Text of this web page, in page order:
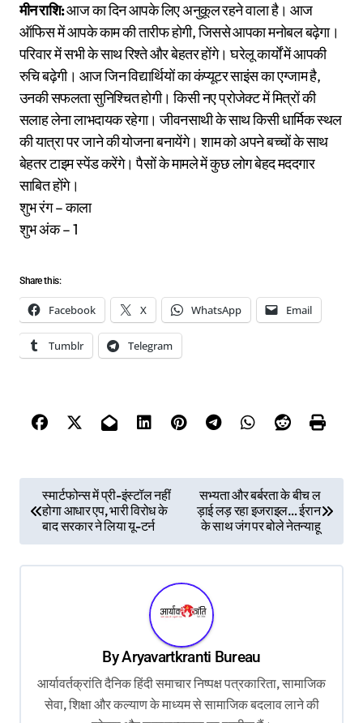
मीन राशि:आज का दिन आपके लिए अनुकूल रहने वाला है। आज
ऑफिस में आपके काम की तारीफ होगी, जिससे आपका मनोबल बढ़ेगा।
परिवार में सभी के साथ रिश्ते और बेहतर होंगे। घरेलू कार्यों में आपकी
रुचि बढ़ेगी। आज जिन विद्यार्थियों का कंप्यूटर साइंस का एग्जाम है,
उनकी सफलता सुनिश्चित होगी। किसी नए प्रोजेक्ट में मित्रों की
सलाह लेना लाभदायक रहेगा। जीवनसाथी के साथ किसी धार्मिक स्थल
की यात्रा पर जाने की योजना बनायेंगे। शाम को अपने बच्चों के साथ
बेहतर टाइम स्पेंड करेंगे। पैसों के मामले में कुछ लोग बेहद मददगार
साबित होंगे।
शुभ रंग – काला
शुभ अंक – 1
Share this:
Facebook X WhatsApp Email
Tumblr Telegram
s
t
स्मार्टफोन्स में प्री-इंस्टॉल नहीं
होगा आधार एप, भारी विरोध के
बाद सरकार ने लिया यू-टर्न
सभ्यता और बर्बरता के बीच ल
ड़ाई लड़ रहा इजराइल… ईरान
के साथ जंग पर बोले नेतन्याहू
ByAryavartkranti Bureau
आर्यावर्तक्रांति दैनिक हिंदी समाचार निष्पक्ष पत्रकारिता, सामाजिक
सेवा, शिक्षा और कल्याण के माध्यम से सामाजिक बदलाव लाने की